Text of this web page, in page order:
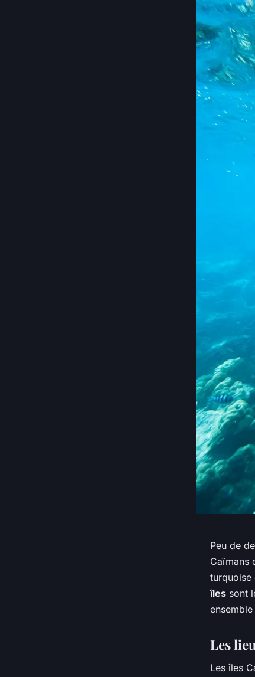
Peu de
Caïmans
turquoise
îles sont
Les
Les îles